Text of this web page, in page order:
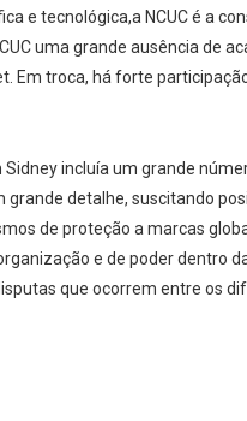
e tecnológica,a NCUC é a
uma grande ausência de
Em troca, há forte
incluía um grande
detalhe, suscitando
de proteção a marcas
e de poder dentro
que ocorrem entre os